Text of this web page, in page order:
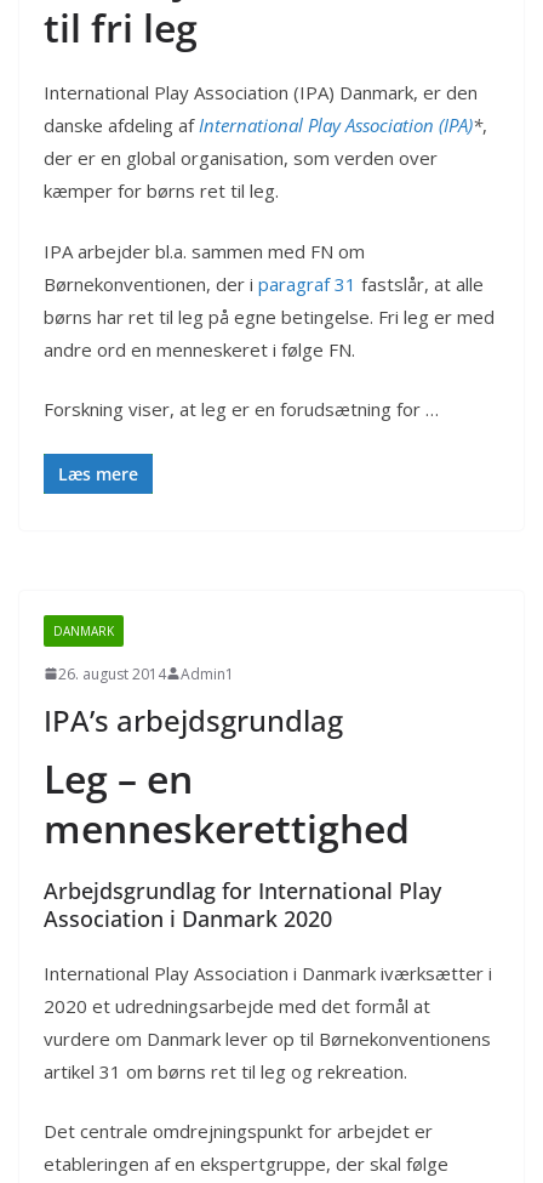
til fri leg
International Play Association (IPA) Danmark, er den
danske afdeling afInternational Play Association (IPA)*,
der er en global organisation, som verden over
kæmper for børns ret til leg.
IPA arbejder bl.a. sammen med FN om
Børnekonventionen, der i paragraf 31 fastslår, at alle
børns har ret til leg på egne betingelse. Fri leg er med
andre ord en menneskeret i følge FN.
Forskning viser, at leg er en forudsætning for …
Læs mere
DANMARK
26. august 2014 Admin1
IPA’s arbejdsgrundlag
Leg – en
menneskerettighed
Arbejdsgrundlag for International Play
Association i Danmark 2020
International Play Association i Danmark iværksætter i
2020 et udredningsarbejde med det formål at
vurdere om Danmark lever op til Børnekonventionens
artikel 31 om børns ret til leg og rekreation.
Det centrale omdrejningspunkt for arbejdet er
etableringen af en ekspertgruppe, der skal følge